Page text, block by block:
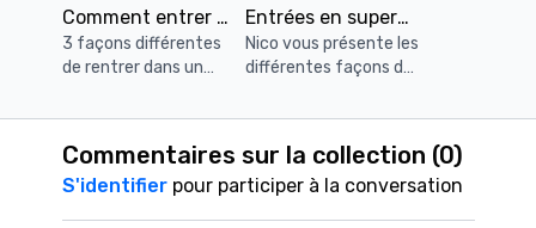
Comment entrer dans un brass monkey
3 façons différentes
de rentrer dans un
à vous échauffer
Entrées en superman
Nico vous présente les
différentes façons de
Commentaires sur la collection (0)
S'identifierpour participer à la conversation